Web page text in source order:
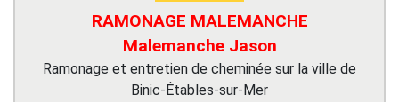
RAMONAGE MALEMANCHE
Malemanche Jason
Ramonage et entretien de cheminée sur la ville de
Binic-Étables-sur-Mer